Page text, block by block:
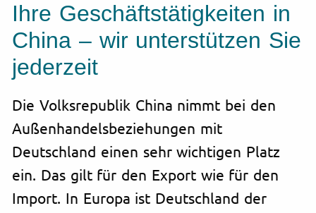
Ihre Geschäftstätigkeiten in
China – wir unterstützen Sie
jederzeit
Die Volksrepublik China nimmt bei den
Außenhandelsbeziehungen mit
Deutschland einen sehr wichtigen Platz
ein. Das gilt für den Export wie für den
Import. In Europa ist Deutschland der